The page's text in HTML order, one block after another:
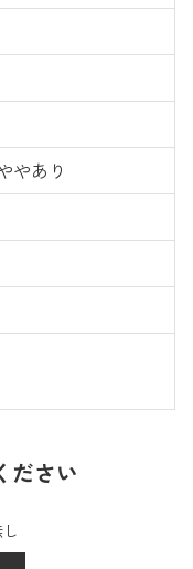
やあり
ださい